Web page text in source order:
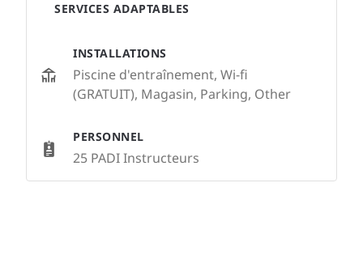
SERVICES ADAPTABLES
INSTALLATIONS
Piscine d'entraînement, Wi-fi
(GRATUIT), Magasin, Parking, Other
PERSONNEL
25 PADI Instructeurs